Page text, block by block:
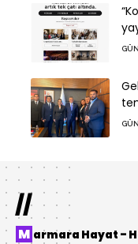
//
Marmara Hayat –